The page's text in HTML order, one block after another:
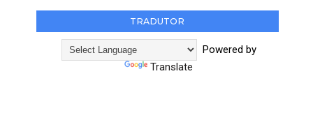
TRADUTOR
Powered by
Translate